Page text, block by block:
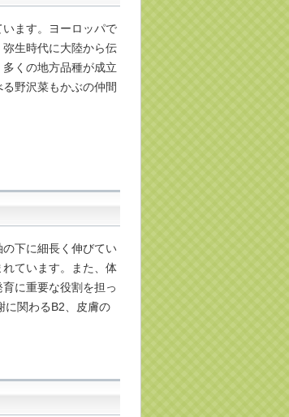
ます。ヨーロッパで
生時代に大陸から伝
くの地方品種が成立
野沢菜もかぶの仲間
下に細長く伸びてい
ています。また、体
に重要な役割を担っ
に関わるB2、皮膚の